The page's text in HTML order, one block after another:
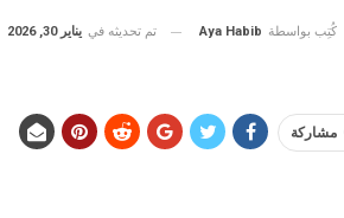
كُتِب بواسطة Aya Habib تم تحديثه في يناير 30, 2026
مشاركة